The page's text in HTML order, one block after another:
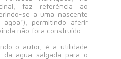
faz referência ao
se a uma nascente
agoa"), permitindo aferir
não fora construído.
o autor, é a utilidade
da água salgada para o